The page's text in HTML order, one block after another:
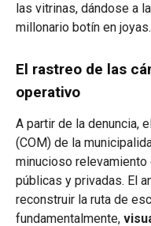
las vitrinas, dándose a
millonario botín en joyas.
El rastreo de las
operativo
A partir de la denuncia,
(COM) de la
minucioso
públicas y privadas. El
reconstruir la ruta de
fundamentalmente,